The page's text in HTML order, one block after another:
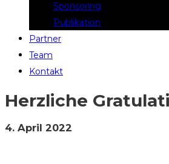
Sponsoring
Publikation
Partner
Team
Kontakt
Herzliche
4. April 2022